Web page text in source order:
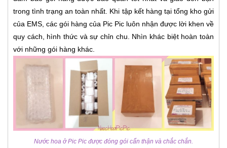
trong tình trạng an toàn nhất. Khi tập kết hàng tại tổng kho gửi
của EMS, các gói hàng của Pic Pic luôn nhận được lời khen về
quy cách, hình thức và sự chỉn chu. Nhìn khác biệt hoàn toàn
với những gói hàng khác.
Nước hoa ở Pic Pic được đóng gói cẩn thận và chắc chắn.